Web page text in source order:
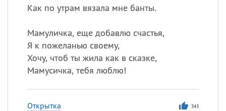
Как по утрам вязала мне банты.
Мамуличка, еще добавлю счастья,
Я к пожеланью своему,
Хочу, чтоб ты жила как в сказке,
Мамусичка, тебя люблю!
Открытка 343